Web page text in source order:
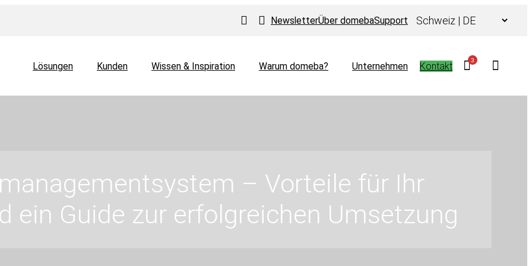
NewsletterÜber domebaSupporta
Lösungen Kunden Wissen & Inspiration Warum domeba? Unternehmen Kontakt
3
– Vorteile für Ihr
ein Guide zur erfolgreichen Umsetzung